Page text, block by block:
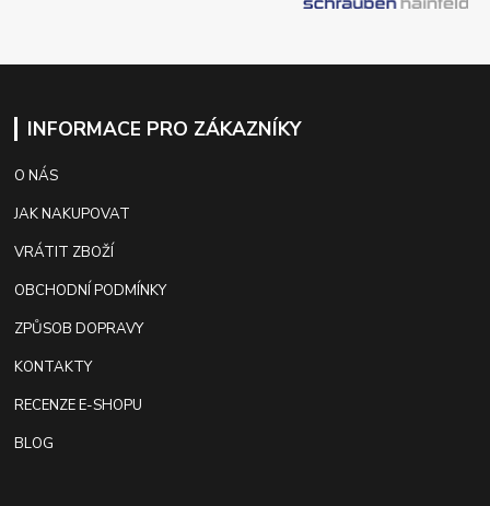
INFORMACE PRO ZÁKAZNÍKY
O NÁS
JAK NAKUPOVAT
VRÁTIT ZBOŽÍ
OBCHODNÍ PODMÍNKY
ZPŮSOB DOPRAVY
KONTAKTY
RECENZE E-SHOPU
BLOG